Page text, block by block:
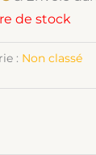
de stock
: Non classé